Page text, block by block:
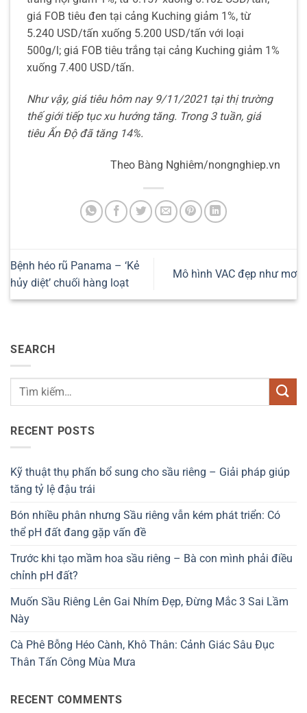
giá FOB tiêu đen tại cảng Kuching giảm 1%, từ
5.240 USD/tấn xuống 5.200 USD/tấn với loại
500g/l; giá FOB tiêu trắng tại cảng Kuching giảm 1%
xuống 7.400 USD/tấn.
Như vậy, giá tiêu hôm nay 9/11/2021 tại thị trường
thế giới tiếp tục xu hướng tăng. Trong 3 tuần, giá
tiêu Ấn Độ đã tăng 14%.
Theo Bàng Nghiêm/nongnghiep.vn
Bệnh héo rũ Panama – ‘Kẻ
hủy diệt’ chuối hàng loạt
Mô hình VAC đẹp như mơ
SEARCH
RECENT POSTS
Kỹ thuật thụ phấn bổ sung cho sầu riêng – Giải pháp giúp
tăng tỷ lệ đậu trái
Bón nhiều phân nhưng Sầu riêng vẫn kém phát triển: Có
thể pH đất đang gặp vấn đề
Trước khi tạo mầm hoa sầu riêng – Bà con mình phải điều
chỉnh pH đất?
Muốn Sầu Riêng Lên Gai Nhím Đẹp, Đừng Mắc 3 Sai Lầm
Này
Cà Phê Bỗng Héo Cành, Khô Thân: Cảnh Giác Sâu Đục
Thân Tấn Công Mùa Mưa
RECENT COMMENTS